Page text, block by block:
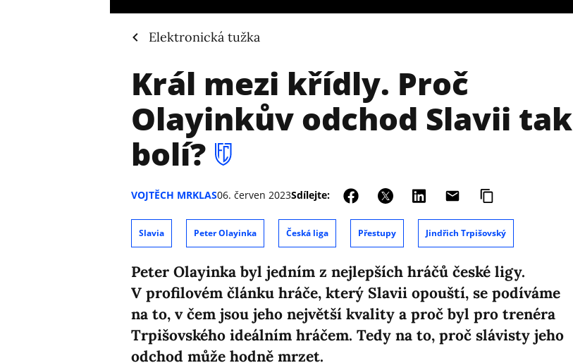
Elektronická tužka
Král mezi křídly. Proč
Olayinkův odchod Slavii tak
bolí?
VOJTĚCH MRKLAS06. červen 2023Sdílejte:
Slavia Peter Olayinka Česká liga Přestupy Jindřich Trpišovský
Peter Olayinka byl jedním z nejlepších hráčů české ligy.
V profilovém článku hráče, který Slavii opouští, se podíváme
na to, v čem jsou jeho největší kvality a proč byl pro trenéra
Trpišovského ideálním hráčem. Tedy na to, proč slávisty jeho
odchod může hodně mrzet.